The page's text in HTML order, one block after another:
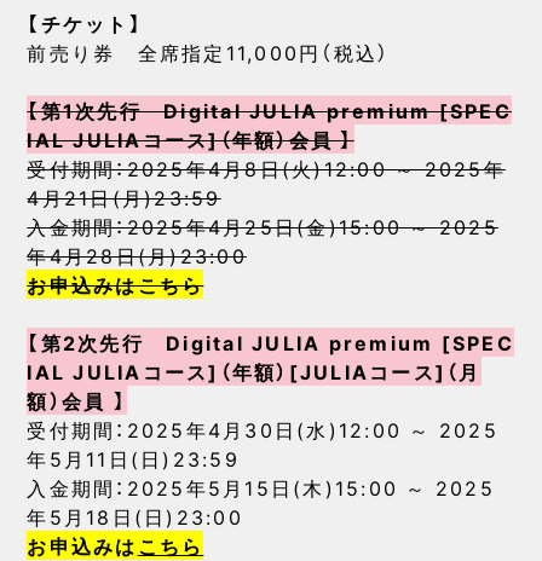
【チケット】
前売り券 全席指定11,000円（税込）
【第1次先行 Digital JULIA premium [SPEC
IAL JULIAコース]（年額）会員 】
受付期間：2025年4月8日(火)12:00 ～ 2025年
4月21日(月)23:59
入金期間：2025年4月25日(金)15:00 ～ 2025
年4月28日(月)23:00
お申込みはこちら
【第2次先行 Digital JULIA premium [SPEC
IAL JULIAコース]（年額）[JULIAコース]（月
額）会員 】
受付期間：2025年4月30日(水)12:00 ～ 2025
年5月11日(日)23:59
入金期間：2025年5月15日(木)15:00 ～ 2025
年5月18日(日)23:00
お申込みはこちら